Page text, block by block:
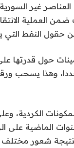
غير
العملية
حقول النفط التي
حول قدرتها
وهذا يسحب
الكردية،
الماضية على
نتيجة شعور مختلف